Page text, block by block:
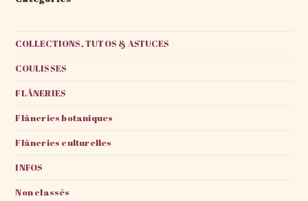
COLLECTIONS, TUTOS & ASTUCES
COULISSES
FLÂNERIES
Flâneries botaniques
Flâneries culturelles
INFOS
Non classés